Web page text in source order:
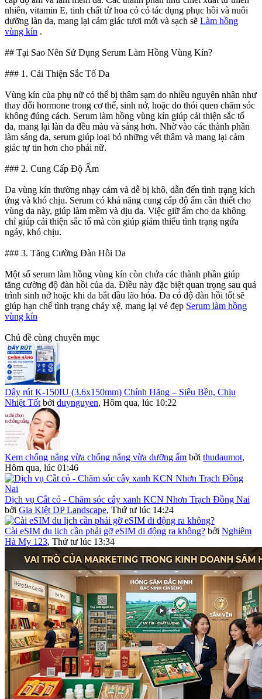
nhiên, vitamin E, tinh chất từ hoa cỏ có tác dụng phục hồi và nuôi
dưỡng làn da, mang lại cảm giác tươi mới và sạch sẽ Làm hồng
vùng kín .
## Tại Sao Nên Sử Dụng Serum Làm Hồng Vùng Kín?
### 1. Cải Thiện Sắc Tố Da
Vùng kín của phụ nữ có thể bị thâm sạm do nhiều nguyên nhân như
thay đổi hormone trong cơ thể, sinh nở, hoặc do thói quen chăm sóc
không đúng cách. Serum làm hồng vùng kín giúp cải thiện sắc tố
da, mang lại làn da đều màu và sáng hơn. Nhờ vào các thành phần
làm sáng da, serum giúp loại bỏ những vết thâm và mang lại cảm
giác tự tin hơn cho phái nữ.
### 2. Cung Cấp Độ Ẩm
Da vùng kín thường nhạy cảm và dễ bị khô, dẫn đến tình trạng kích
ứng và khó chịu. Serum có khả năng cung cấp độ ẩm cần thiết cho
vùng da này, giúp làm mềm và dịu da. Việc giữ ẩm cho da không
chỉ giúp cải thiện sắc tố mà còn giúp giảm thiểu tình trạng ngứa
ngáy, khó chịu.
### 3. Tăng Cường Đàn Hồi Da
Một số serum làm hồng vùng kín còn chứa các thành phần giúp
tăng cường độ đàn hồi của da. Điều này đặc biệt quan trọng sau quá
trình sinh nở hoặc khi da bắt đầu lão hóa. Da có độ đàn hồi tốt sẽ
giúp hạn chế tình trạng chảy xệ, mang lại vẻ đẹp Serum làm hồng
vùng kín
Chủ đề cùng chuyên mục
Dây rút K-150IU (3.6x150mm) Chính Hãng – Siêu Bền, Chịu
Nhiệt Tốt bởi duynguyen, Hôm qua, lúc 10:22
Kem chống nắng vừa chống nắng vừa dưỡng ẩm bởi thudaumot,
Hôm qua, lúc 01:46
Dịch vụ Cắt cỏ - Chăm sóc cây xanh KCN Nhơn Trạch Đồng Nai
bởi Gia Kiệt DP Landscape, Thứ tư lúc 14:24
Cài eSIM du lịch cần phải gỡ eSIM di động ra không? bởi Nghiêm
Hà My 123, Thứ tư lúc 13:34